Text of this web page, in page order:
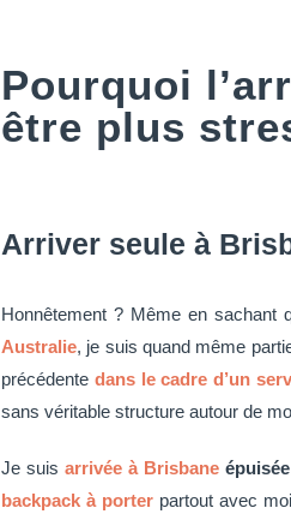
Pourquoi
être plus
Arriver seule à
Honnêtement ? Même en sachant
Australie, je suis quand même
précédente dans le cadre d’un
sans véritable structure autour de
Je suisarrivée à Brisbane épuisée
backpack à porterpartout avec